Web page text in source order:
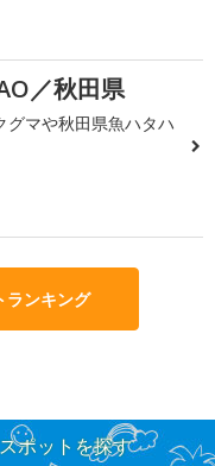
／秋田県
グマや秋田県魚ハタハ
ランキング
ポットを探す